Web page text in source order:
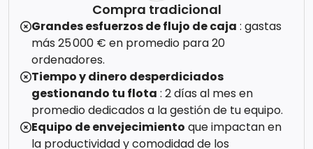
Compra tradicional
Grandes esfuerzos de flujo de caja : gastas
más 25 000 € en promedio para 20
ordenadores.
Tiempo y dinero desperdiciados
gestionando tu flota : 2 días al mes en
promedio dedicados a la gestión de tu equipo.
Equipo de envejecimiento que impactan en
la productividad y comodidad de los